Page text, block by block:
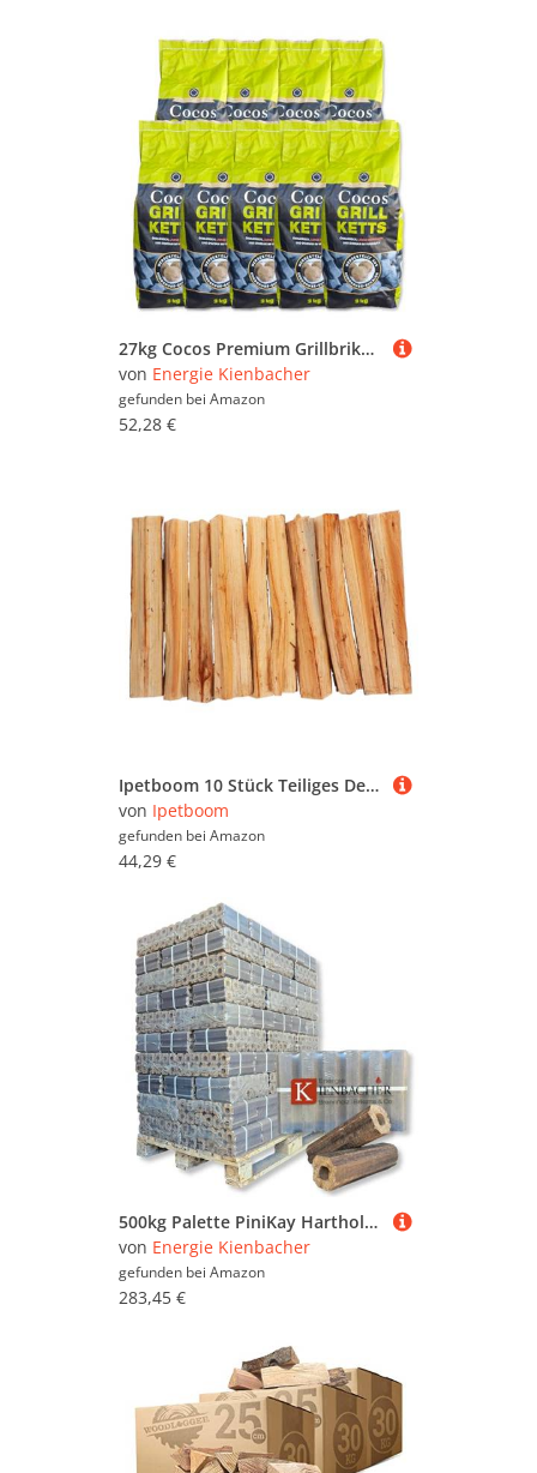
27kg Cocos Premium Grillbriketts aus Kokosschalen „Made IN Germany“ Kohle Holzkohle für Kugel-& Holzkohlegrill ideal für Dutch Oven Smoker Briketts Grill Kohle
von Energie Kienbacher
gefunden bei Amazon
52,28 €
Ipetboom 10 Stück Teiliges Dekoratives Kaminholz Künstliches Feuerholz für Wohnzimmer Wandkamin Realistisches Design zur Verschönerung und Gemütlichkeit im Innenbereich
von Ipetboom
gefunden bei Amazon
44,29 €
500kg Palette PiniKay Hartholzbriketts aus Reiner Buche- und Eiche Brenn Kamin Ofen Heiz Holz Gluthalter Gluthalter Premium Holzbriketts | Energie Kienbacher
von Energie Kienbacher
gefunden bei Amazon
283,45 €